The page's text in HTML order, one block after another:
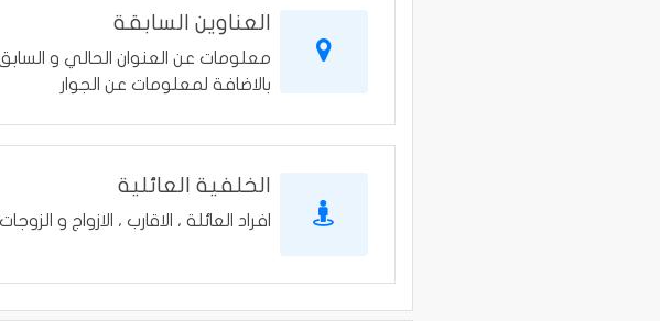
العناوين السابقة
معلومات عن العنوان الحالي و
بالاضافة لمعلومات عن الجوار
الخلفية العائلية
افراد العائلة ، الاقارب ، الازواج و الزوجات